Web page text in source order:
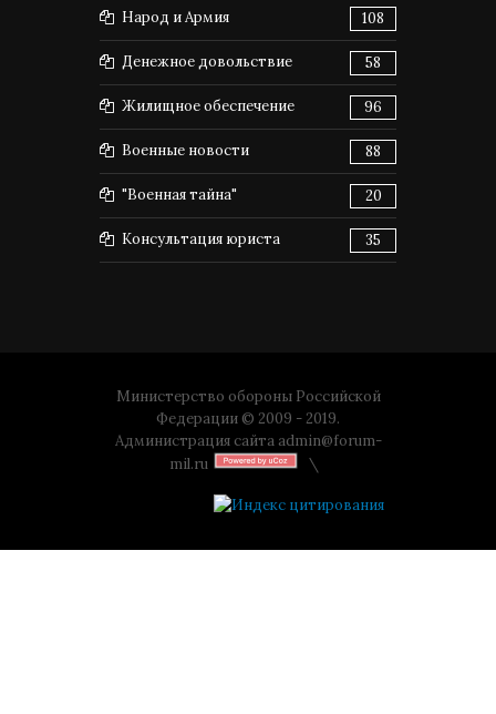
Народ и Армия 108
Денежное довольствие 58
Жилищное обеспечение 96
Военные новости 88
"Военная тайна" 20
Консультация юриста 35
Министерство обороны Российской
Федерации © 2009 - 2019.
Администрация сайта admin@forum-
mil.ru